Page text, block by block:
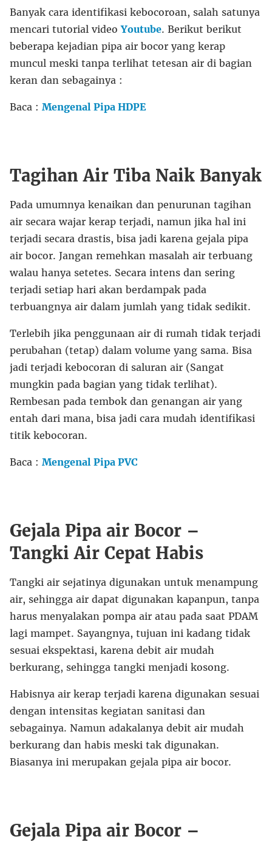
Banyak cara identifikasi kebocoroan, salah satunya
mencari tutorial videoYoutube. Berikut berikut
beberapa kejadian pipa air bocor yang kerap
muncul meski tanpa terlihat tetesan air di bagian
keran dan sebagainya :
Baca : Mengenal Pipa HDPE
Tagihan Air Tiba Naik Banyak
Pada umumnya kenaikan dan penurunan tagihan
air secara wajar kerap terjadi, namun jika hal ini
terjadi secara drastis, bisa jadi karena gejala pipa
air bocor. Jangan remehkan masalah air terbuang
walau hanya setetes. Secara intens dan sering
terjadi setiap hari akan berdampak pada
terbuangnya air dalam jumlah yang tidak sedikit.
Terlebih jika penggunaan air di rumah tidak terjadi
perubahan (tetap) dalam volume yang sama. Bisa
jadi terjadi kebocoran di saluran air (Sangat
mungkin pada bagian yang tidak terlihat).
Rembesan pada tembok dan genangan air yang
entah dari mana, bisa jadi cara mudah identifikasi
titik kebocoran.
Baca : Mengenal Pipa PVC
Gejala Pipa air Bocor –
Tangki Air Cepat Habis
Tangki air sejatinya digunakan untuk menampung
air, sehingga air dapat digunakan kapanpun, tanpa
harus menyalakan pompa air atau pada saat PDAM
lagi mampet. Sayangnya, tujuan ini kadang tidak
sesuai ekspektasi, karena debit air mudah
berkurang, sehingga tangki menjadi kosong.
Habisnya air kerap terjadi karena digunakan sesuai
dengan intensitas kegiatan sanitasi dan
sebagainya. Namun adakalanya debit air mudah
berkurang dan habis meski tak digunakan.
Biasanya ini merupakan gejala pipa air bocor.
Gejala Pipa air Bocor –